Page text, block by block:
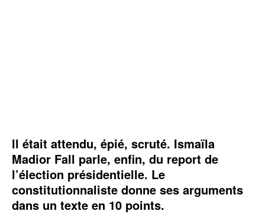
Il était attendu, épié, scruté. Ismaïla
Madior Fall parle, enfin, du report de
l’élection présidentielle. Le
constitutionnaliste donne ses arguments
dans un texte en 10 points.